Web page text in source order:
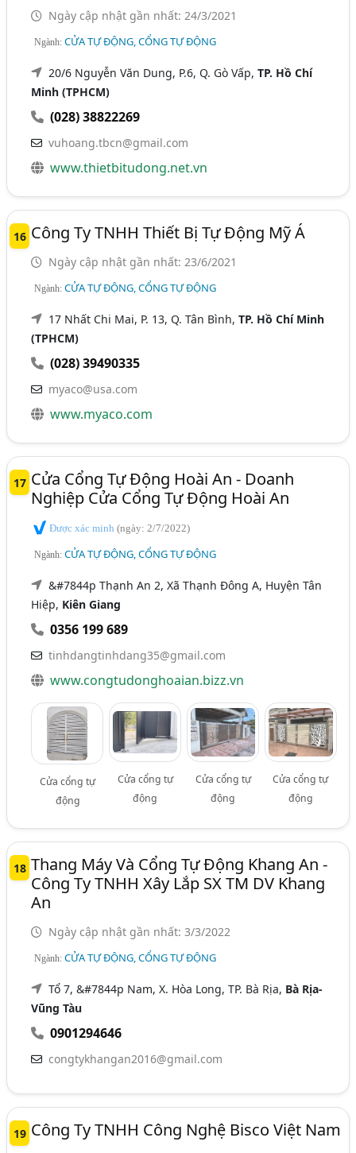
Ngày cập nhật gần nhất: 24/3/2021
Ngành:CỬA TỰ ĐỘNG, CỔNG TỰ ĐỘNG
20/6 Nguyễn Văn Dung, P.6, Q. Gò Vấp,TP. Hồ Chí
Minh (TPHCM)
(028) 38822269
vuhoang.tbcn@gmail.com
www.thietbitudong.net.vn
16 Công Ty TNHH Thiết Bị Tự Động Mỹ Á
Ngày cập nhật gần nhất: 23/6/2021
Ngành:CỬA TỰ ĐỘNG, CỔNG TỰ ĐỘNG
17 Nhất Chi Mai, P. 13, Q. Tân Bình,TP. Hồ Chí Minh
(TPHCM)
(028) 39490335
myaco@usa.com
www.myaco.com
17 Cửa Cổng Tự Động Hoài An - Doanh
Nghiệp Cửa Cổng Tự Động Hoài An
Được xác minh(ngày: 2/7/2022)
Ngành:CỬA TỰ ĐỘNG, CỔNG TỰ ĐỘNG
&#7844p Thạnh An 2, Xã Thạnh Đông A, Huyện Tân
Hiệp, Kiên Giang
0356 199 689
tinhdangtinhdang35@gmail.com
www.congtudonghoaian.bizz.vn
Cửa cổng tự
động
Cửa cổng tự
động
Cửa cổng tự
động
Cửa cổng tự
động
18 Thang Máy Và Cổng Tự Động Khang An -
Công Ty TNHH Xây Lắp SX TM DV Khang
An
Ngày cập nhật gần nhất: 3/3/2022
Ngành:CỬA TỰ ĐỘNG, CỔNG TỰ ĐỘNG
Tổ 7, &#7844p Nam, X. Hòa Long, TP. Bà Rịa, Bà Rịa-
Vũng Tàu
0901294646
congtykhangan2016@gmail.com
19 Công Ty TNHH Công Nghệ Bisco Việt Nam